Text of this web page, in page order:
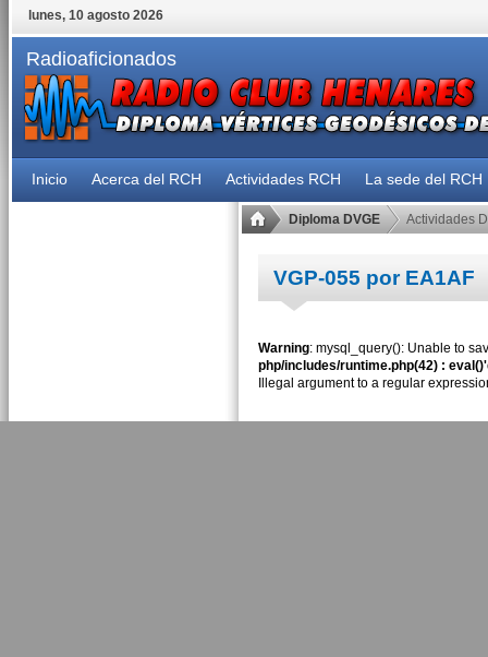
lunes, 10 agosto 2026
Radioaficionados
Inicio Acerca del RCH Actividades RCH La sede del RCH
Diploma DVGE Actividades
VGP-055 por EA1AF
Warning: mysql_query(): Unable to
php/includes/runtime.php(42) :
Illegal argument to a regular